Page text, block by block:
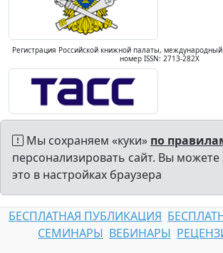
Регистрация Российской книжной палаты,
номер ISSN: 2713-282X
Мы сохраняем «куки» по
персонализировать сайт. Вы можете
это в настройках браузера
БЕСПЛАТНАЯ ПУБЛИКАЦИЯ
СЕМИНАРЫ ВЕБИНАРЫ